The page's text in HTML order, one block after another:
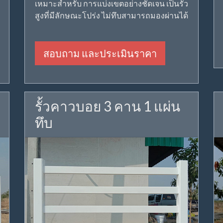
เหมาะสำหรับ การแบ่งเขตอย่างชัดเจน เป็นรั้ว
สูงที่มีลักษณะโปร่ง ไม่ทึบสามารถมองผ่านได้
สอบถาม และประเมินราคา
รั้วคาวบอย 3 คาน 1 แผ่น
ทึบ